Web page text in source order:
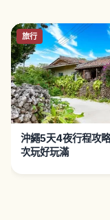
旅行
沖繩5天4夜行程攻
次玩好玩滿